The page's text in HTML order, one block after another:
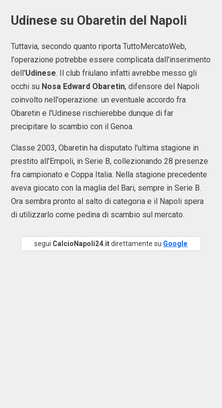
Udinese su Obaretin del Napoli
Tuttavia, secondo quanto riporta TuttoMercatoWeb,
l'operazione potrebbe essere complicata dall'inserimento
dell'Udinese. Il club friulano infatti avrebbe messo gli
occhi su Nosa Edward Obaretin, difensore del Napoli
coinvolto nell'operazione: un eventuale accordo fra
Obaretin e l'Udinese rischierebbe dunque di far
precipitare lo scambio con il Genoa.
Classe 2003, Obaretin ha disputato l'ultima stagione in
prestito all'Empoli, in Serie B, collezionando 28 presenze
fra campionato e Coppa Italia. Nella stagione precedente
aveva giocato con la maglia del Bari, sempre in Serie B.
Ora sembra pronto al salto di categoria e il Napoli spera
di utilizzarlo come pedina di scambio sul mercato.
segui CalcioNapoli24.itdirettamente su Google